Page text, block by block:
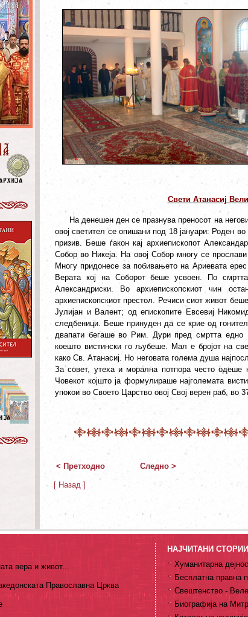
Свети Атанасиј
На денешен ден се празнува преносот на
овој светител се опишани под 18 јануари: Роден
призив. Беше ѓакон кај архиепископот
Собор во Никеја. На овој Собор многу се
Многу придонесе за побивањето на Ариевата
Верата кој на Соборот беше усвоен. По
Александриски. Во архиепископскиот чин
архиепископскиот престол. Речиси сиот живот
Јулијан и Валент; од епископите Евсевиј
следбеници. Беше принуден да се крие од
двапати бегаше во Рим. Дури пред смртта едно
коешто вистински го љубеше. Мал е бројот на
како Св. Атанасиј. Но неговата голема душа
За совет, утеха и морална потпора често одеше
Човекот којшто ја формулираше најголемата
упокои во Своето Царство овој Свој верен раб, во
< Претходно Следно >
[ Назад ]
вера и живот...
Православна Црква
НАЈЧИТАНИ СТОРИИ
Хуманитарна
Бесплатна правна
Свештенство -
Биографија на